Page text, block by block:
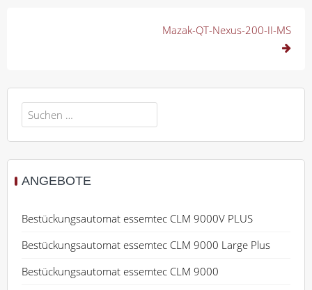
Mazak-QT-Nexus-200-II-MS
Suchen
nach:
ANGEBOTE
Bestückungsautomat essemtec CLM 9000V PLUS
Bestückungsautomat essemtec CLM 9000 Large Plus
Bestückungsautomat essemtec CLM 9000